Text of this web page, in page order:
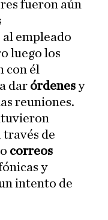
fueron aún
empleado
luego los
con él
dar órdenesy
reuniones.
través de
correos
y
intento de